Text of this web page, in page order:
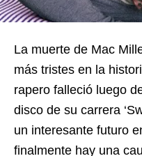
La muerte de Mac
más tristes en la
rapero falleció luego
disco de su carrera
un interesante futuro
finalmente hay una